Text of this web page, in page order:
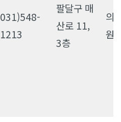
031)548-
1213
팔달구 매
산로 11,
3층
의
원